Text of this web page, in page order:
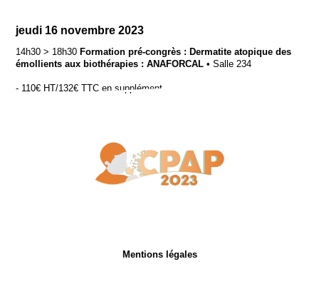
jeudi 16 novembre 2023
14h30 > 18h30 Formation pré-congrès : Dermatite atopique des
émollients aux biothérapies : ANAFORCAL • Salle 234
- 110€ HT/132€ TTC en supplément
Mentions légales